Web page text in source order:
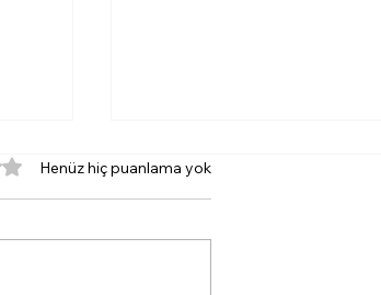
0 yıldız
Henüz hiç puanlama yok